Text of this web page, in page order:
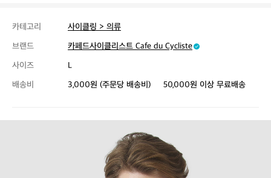
카테고리
사이클링 > 의류
브랜드
카페드사이클리스트 Cafe du Cycliste
사이즈
L
배송비
3,000원 (주문당 배송비) 50,000원 이상 무료배송